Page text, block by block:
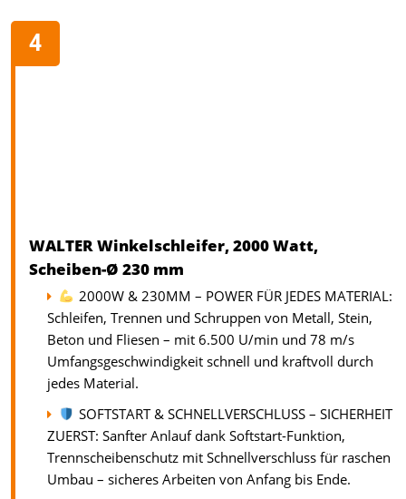
WALTER Winkelschleifer, 2000 Watt,
Scheiben-Ø 230 mm
2000W & 230MM – POWER FÜR JEDES MATERIAL:
Schleifen, Trennen und Schruppen von Metall, Stein,
Beton und Fliesen – mit 6.500 U/min und 78 m/s
Umfangsgeschwindigkeit schnell und kraftvoll durch
jedes Material.
SOFTSTART & SCHNELLVERSCHLUSS – SICHERHEIT
ZUERST: Sanfter Anlauf dank Softstart-Funktion,
Trennscheibenschutz mit Schnellverschluss für raschen
Umbau – sicheres Arbeiten von Anfang bis Ende.